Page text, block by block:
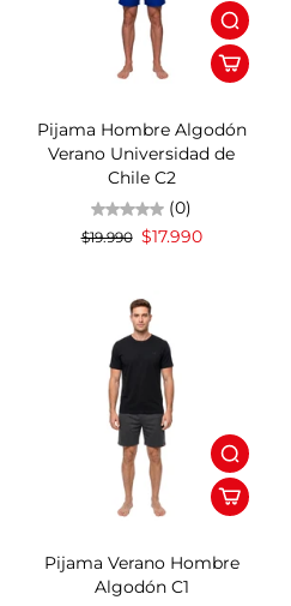
Pijama Hombre Algodón
Verano Universidad de
Chile C2
(0)
$19.990 $17.990
Pijama Verano Hombre
Algodón C1